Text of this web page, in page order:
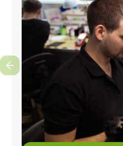
Константин